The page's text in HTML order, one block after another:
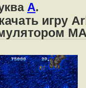
A.
игру